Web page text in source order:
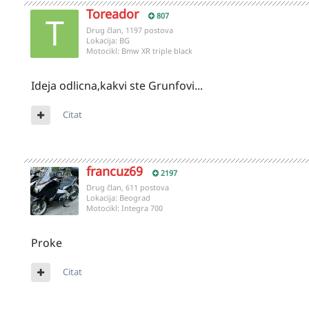
Toreador 807
Drug član, 1197 postova
Lokacija: BG
Motocikl: Bmw XR triple black
Ideja odlicna,kakvi ste Grunfovi...
Citat
francuz69 2197
Drug član, 611 postova
Lokacija: Beograd
Motocikl: Integra 700
Proke
Citat